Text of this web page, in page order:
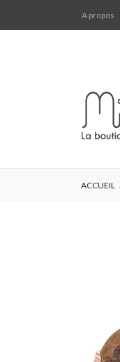
A propos
ACCUEIL